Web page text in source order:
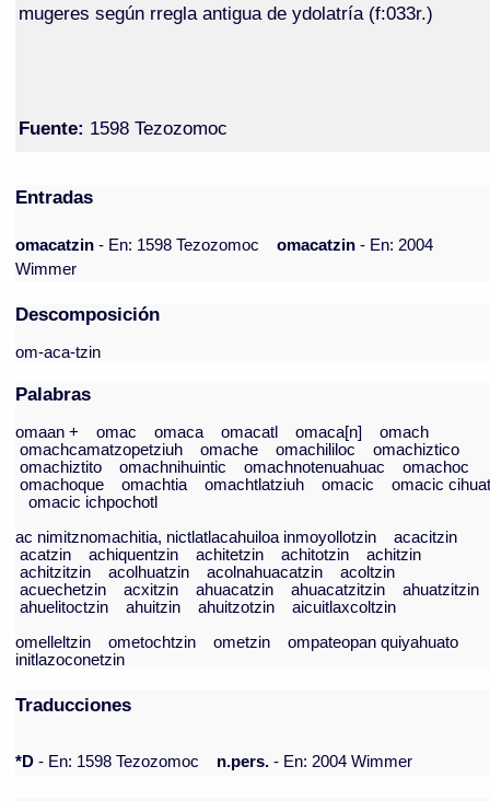
mugeres según rregla antigua de ydolatría (f:033r.)
Fuente: 1598 Tezozomoc
Entradas
omacatzin- En: 1598 Tezozomoc omacatzin- En: 2004
Wimmer
Descomposición
om-aca-tzin
Palabras
omaan + omac omaca omacatl omaca[n]
omach
omachcamatzopetziuh
omache omachililoc
omachiztico
omachiztito
omachnihuintic omachnotenuahuac
omachoc
omachoque
omachtia omachtlatziuh omacic
omacic
omacic ichpochotl
ac nimitznomachitia, nictlatlacahuiloa inmoyollotzin
acacitzin
acatzin
achiquentzin achitetzin achitotzin
achitzin
achitzitzin
acolhuatzin acolnahuacatzin
acoltzin
acuechetzin
acxitzin ahuacatzin ahuacatzitzin
ahuatzitzin
ahuelitoctzin
ahuitzin ahuitzotzin
aicuitlaxcoltzin
omelleltzin
ometochtzin ometzin
ompateopan quiyahuato
initlazoconetzin
Traducciones
*D - En: 1598 Tezozomoc n.pers. - En: 2004 Wimmer